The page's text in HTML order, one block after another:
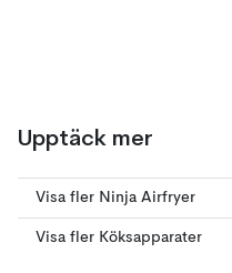
Upptäck mer
Visa fler Ninja Airfryer
Visa fler Köksapparater